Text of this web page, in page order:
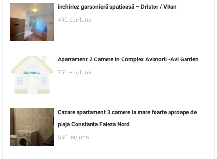
închiriez garsonieră spațioasă – Dristor / Vitan
400 eur/luna
Apartament 2 Camere in Complex Aviatorii -Avi Garden
750 eur/luna
Cazare apartament 3 camere la mare foarte aproape de
plaja Constanta Faleza Nord
550 lei/luna